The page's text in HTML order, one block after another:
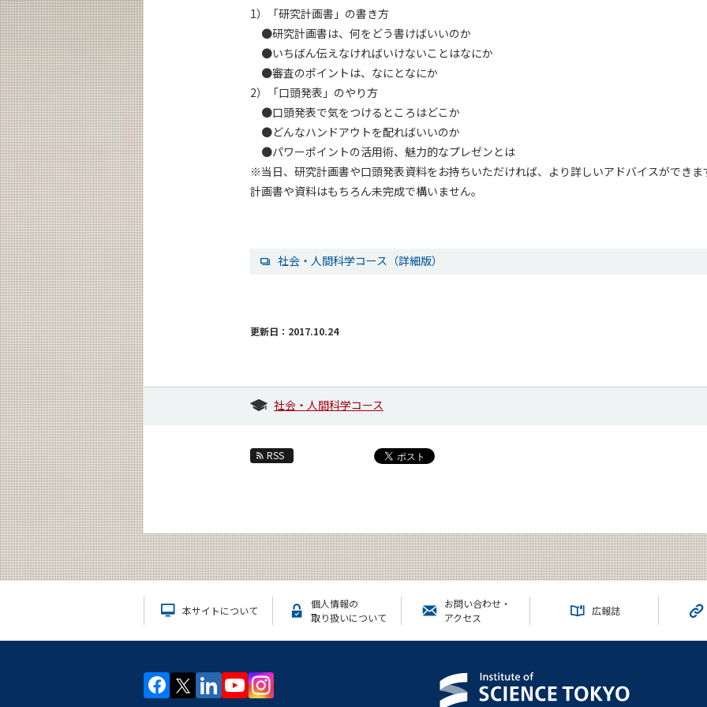
1）「研究計画書」の書き方
●研究計画書は、何をどう書けばいいのか
●いちばん伝えなければいけないことはなにか
●審査のポイントは、なにとなにか
2）「口頭発表」のやり方
●口頭発表で気をつけるところはどこか
●どんなハンドアウトを配ればいいのか
●パワーポイントの活用術、魅力的なプレゼンとは
※当日、研究計画書や口頭発表資料をお持ちいただければ、より詳しいアドバイスができま
計画書や資料はもちろん未完成で構いません。
社会・人間科学コース（詳細版）
更新日：2017.10.24
社会・人間科学コース
RSS
本サイトについて
個人情報の
取り扱いについて
お問い合わせ・
アクセス
広報誌